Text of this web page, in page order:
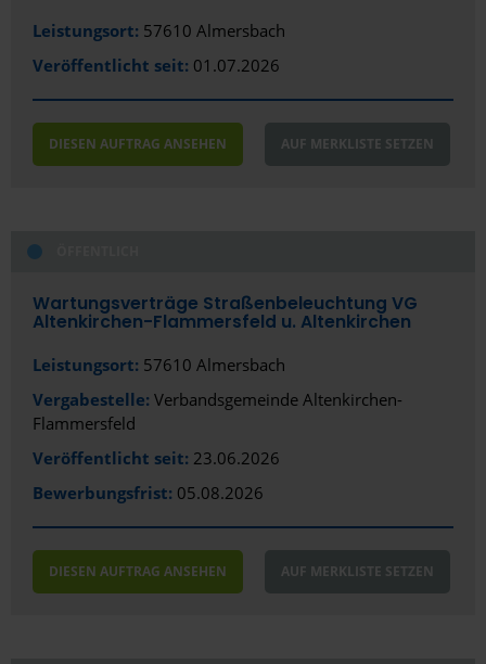
Leistungsort: 57610 Almersbach
Veröffentlicht seit: 01.07.2026
DIESEN AUFTRAG ANSEHEN AUF MERKLISTE SETZEN
Wartungsverträge Straßenbeleuchtung VG
Altenkirchen-Flammersfeld u. Altenkirchen
Leistungsort: 57610 Almersbach
Vergabestelle: Verbandsgemeinde Altenkirchen-
Flammersfeld
Veröffentlicht seit: 23.06.2026
Bewerbungsfrist: 05.08.2026
DIESEN AUFTRAG ANSEHEN AUF MERKLISTE SETZEN